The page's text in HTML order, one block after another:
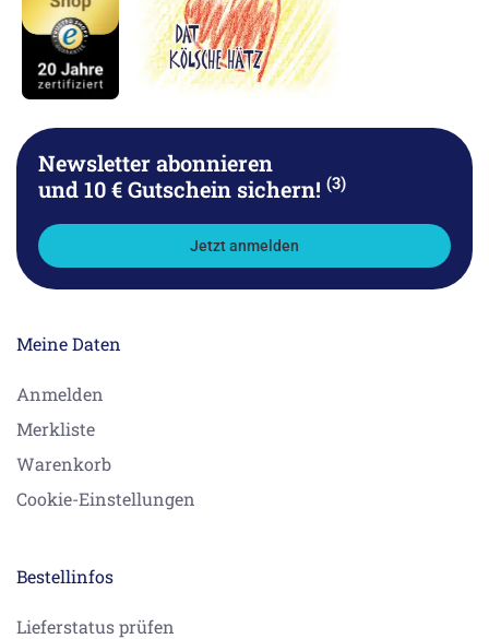
Newsletter abonnieren
und 10 € Gutschein sichern! (3)
Jetzt anmelden
Meine Daten
Anmelden
Merkliste
Warenkorb
Cookie-Einstellungen
Bestellinfos
Lieferstatus prüfen